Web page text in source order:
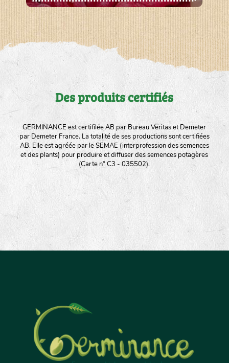
Des produits certifiés
GERMINANCE est certifilée AB par Bureau Veritas et Demeter
par Demeter France. La totalité de ses productions sont certifiées
AB. Elle est agréée par le SEMAE (interprofession des semences
et des plants) pour produire et diffuser des semences potagères
(Carte n° C3 - 035502).